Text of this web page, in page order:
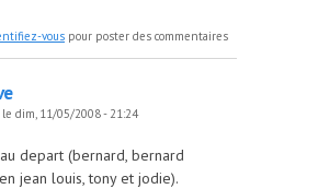
les signes de l'eau, de la terre, et du feu.
vous pour poster des commentaires
le dim, 11/05/2008 - 21:24
depart (bernard, bernard
jean louis, tony et jodie).